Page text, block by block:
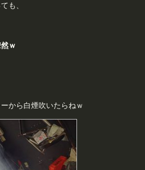
も、
ｗ
から白煙吹いたらねｗ